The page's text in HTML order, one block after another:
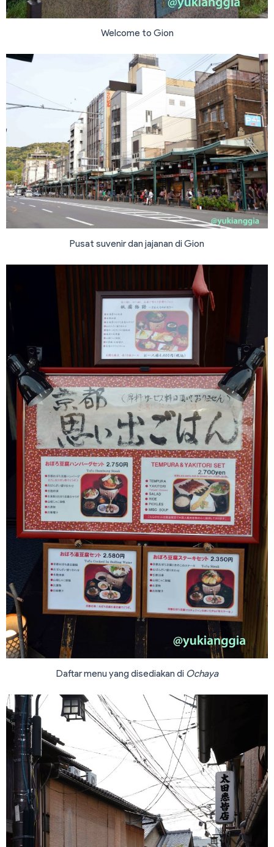
Welcome to Gion
Pusat suvenir dan jajanan di Gion
Daftar menu yang disediakan di Ochaya